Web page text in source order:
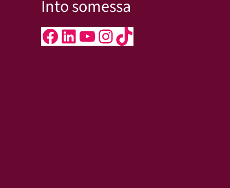
Into somessa
Facebook LinkedIn YouTube InstagramTikTok